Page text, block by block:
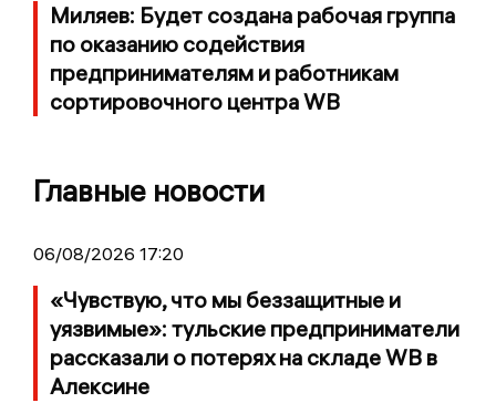
Миляев: Будет создана рабочая группа
по оказанию содействия
предпринимателям и работникам
сортировочного центра WB
Главные новости
06/08/2026 17:20
«Чувствую, что мы беззащитные и
уязвимые»: тульские предприниматели
рассказали о потерях на складе WB в
Алексине